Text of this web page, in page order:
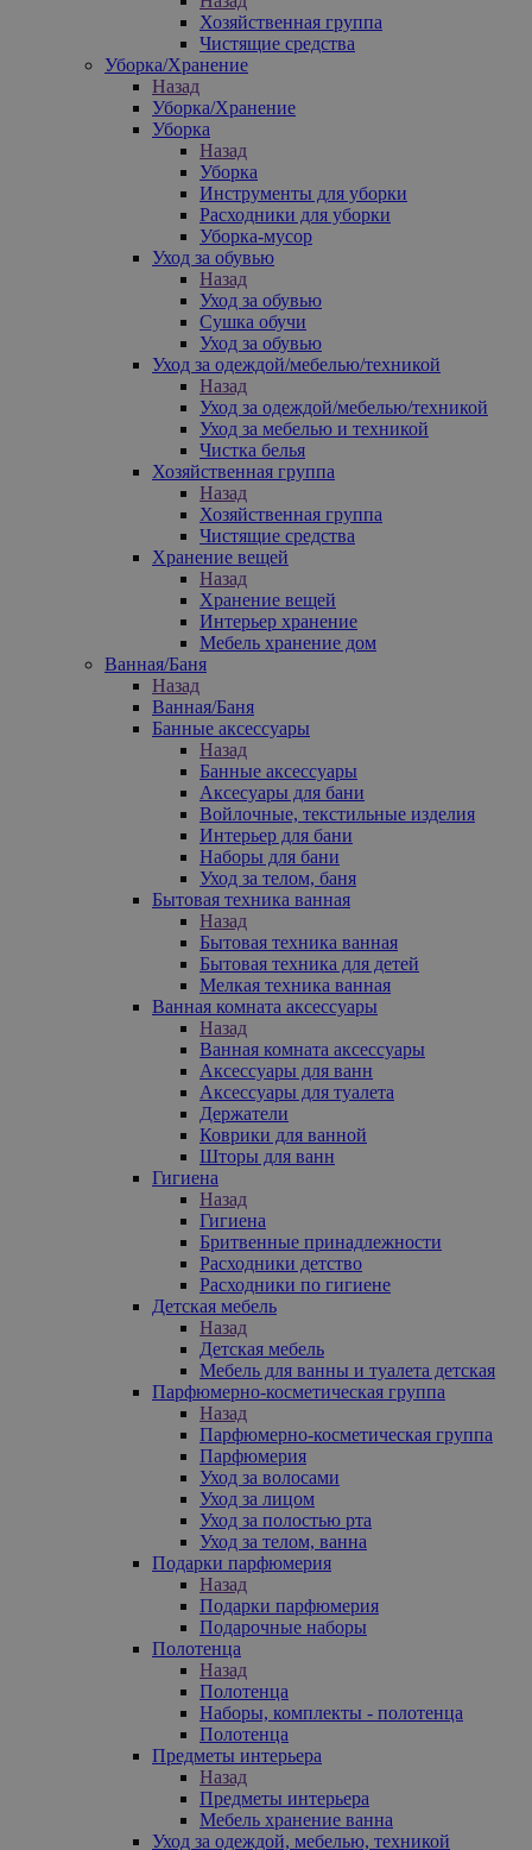
Хозяйственная группа
Чистящие средства
Уборка/Хранение
Назад
Уборка/Хранение
Уборка
Назад
Уборка
Инструменты для уборки
Расходники для уборки
Уборка-мусор
Уход за обувью
Назад
Уход за обувью
Сушка обучи
Уход за обувью
Уход за одеждой/мебелью/техникой
Назад
Уход за одеждой/мебелью/техникой
Уход за мебелью и техникой
Чистка белья
Хозяйственная группа
Назад
Хозяйственная группа
Чистящие средства
Хранение вещей
Назад
Хранение вещей
Интерьер хранение
Мебель хранение дом
Ванная/Баня
Назад
Ванная/Баня
Банные аксессуары
Назад
Банные аксессуары
Аксесуары для бани
Войлочные, текстильные изделия
Интерьер для бани
Наборы для бани
Уход за телом, баня
Бытовая техника ванная
Назад
Бытовая техника ванная
Бытовая техника для детей
Мелкая техника ванная
Ванная комната аксессуары
Назад
Ванная комната аксессуары
Аксессуары для ванн
Аксессуары для туалета
Держатели
Коврики для ванной
Шторы для ванн
Гигиена
Назад
Гигиена
Бритвенные принадлежности
Расходники детство
Расходники по гигиене
Детская мебель
Назад
Детская мебель
Мебель для ванны и туалета детская
Парфюмерно-косметическая группа
Назад
Парфюмерно-косметическая группа
Парфюмерия
Уход за волосами
Уход за лицом
Уход за полостью рта
Уход за телом, ванна
Подарки парфюмерия
Назад
Подарки парфюмерия
Подарочные наборы
Полотенца
Назад
Полотенца
Наборы, комплекты - полотенца
Полотенца
Предметы интерьера
Назад
Предметы интерьера
Мебель хранение ванна
Уход за одеждой, мебелью, техникой